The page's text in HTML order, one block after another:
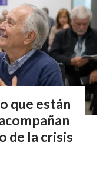
que están
de la crisis